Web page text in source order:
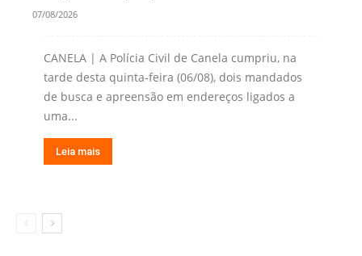
07/08/2026
CANELA | A Polícia Civil de Canela cumpriu, na
tarde desta quinta-feira (06/08), dois mandados
de busca e apreensão em endereços ligados a
uma...
Leia mais